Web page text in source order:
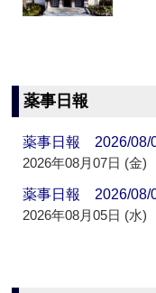
薬事日報
薬事日報 2026/08/
2026年08月07日 (金)
薬事日報 2026/08/
2026年08月05日 (水)